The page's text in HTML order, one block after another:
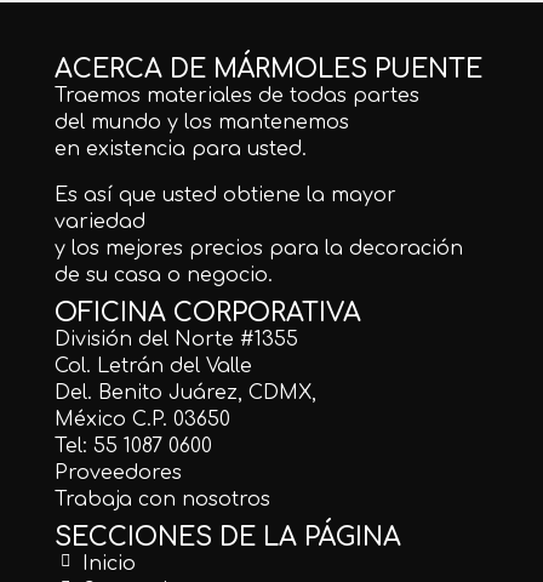
ACERCA DE MÁRMOLES PUENTE
Traemos materiales de todas partes
del mundo y los mantenemos
en existencia para usted.
Es así que usted obtiene la mayor
variedad
y los mejores precios para la decoración
de su casa o negocio.
OFICINA CORPORATIVA
División del Norte #1355
Col. Letrán del Valle
Del. Benito Juárez, CDMX,
México C.P. 03650
Tel: 55 1087 0600
Proveedores
Trabaja con nosotros
SECCIONES DE LA PÁGINA
Inicio